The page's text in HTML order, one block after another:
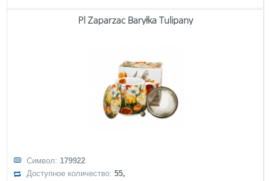
Pl Zaparzac Baryłka Tulipany
Символ: 179922
Доступное количество:55,